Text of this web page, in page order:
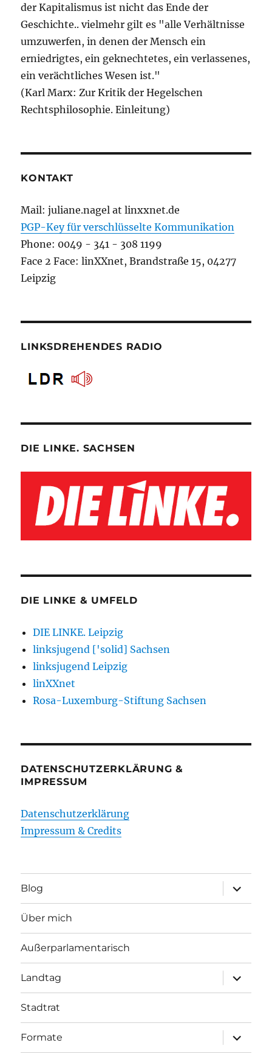
der Kapitalismus ist nicht das Ende der
Geschichte.. vielmehr gilt es "alle Verhältnisse
umzuwerfen, in denen der Mensch ein
erniedrigtes, ein geknechtetes, ein verlassenes,
ein verächtliches Wesen ist."
(Karl Marx: Zur Kritik der Hegelschen
Rechtsphilosophie. Einleitung)
KONTAKT
Mail: juliane.nagel at linxxnet.de
PGP-Key für verschlüsselte Kommunikation
Phone: 0049 - 341 - 308 1199
Face 2 Face: linXXnet, Brandstraße 15, 04277
Leipzig
LINKSDREHENDES RADIO
DIE LINKE. SACHSEN
DIE LINKE & UMFELD
DIE LINKE. Leipzig
linksjugend ['solid] Sachsen
linksjugend Leipzig
linXXnet
Rosa-Luxemburg-Stiftung Sachsen
DATENSCHUTZERKLÄRUNG &
IMPRESSUM
Datenschutzerklärung
Impressum & Credits
Blog
öffnen
Über mich
Außerparlamentarisch
Landtag
öffnen
Stadtrat
Formate
öffnen